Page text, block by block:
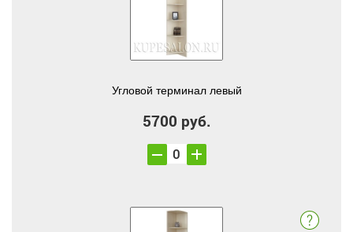
Угловой терминал левый
5700 руб.